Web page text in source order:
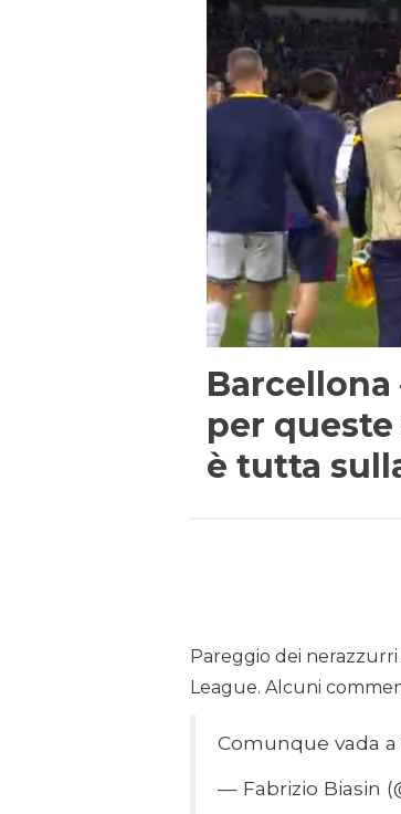
Barcellona
per
è tutta
Pareggio dei
League. Alcuni
Comunque vada a
— Fabrizio Biasin